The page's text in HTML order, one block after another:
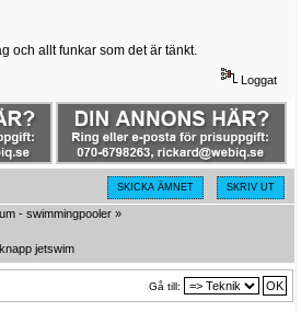
och allt funkar som det är tänkt.
Loggat
SKICKA ÄMNET SKRIV UT
- swimmingpooler »
jetswim
Gå till: